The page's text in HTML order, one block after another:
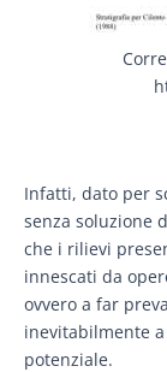
Infatti, dato per
senza soluzione
che i rilievi
innescati da
ovvero a far
inevitabilmente
potenziale.